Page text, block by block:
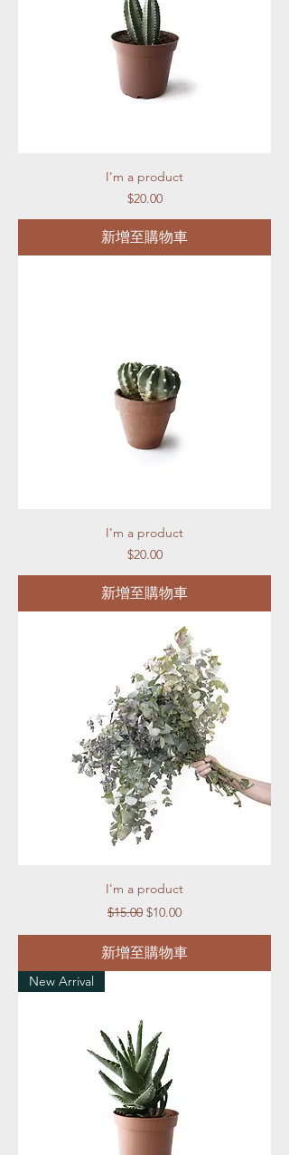
I'm a product
價格
$20.00
新增至購物車
I'm a product
價格
$20.00
新增至購物車
I'm a product
一般價格
$15.00 促銷價格
$10.00
新增至購物車
New Arrival